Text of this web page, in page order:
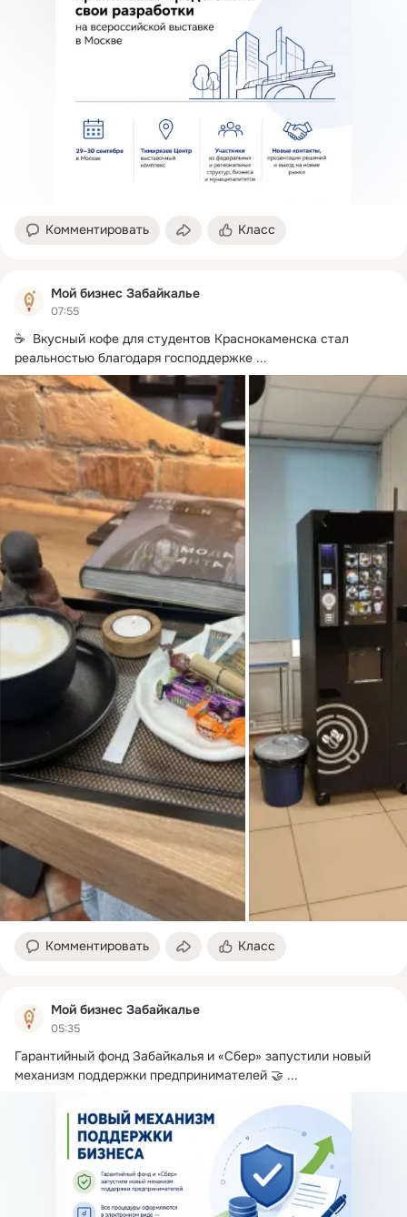
Комментировать Класс
Мой бизнес Забайкалье
07:55
☕️  Вкусный кофе для студентов Краснокаменска стал
реальностью благодаря господдержке ...
Комментировать Класс
Мой бизнес Забайкалье
05:35
Гарантийный фонд Забайкалья и «Сбер» запустили новый
механизм поддержки предпринимателей 🤝 ...